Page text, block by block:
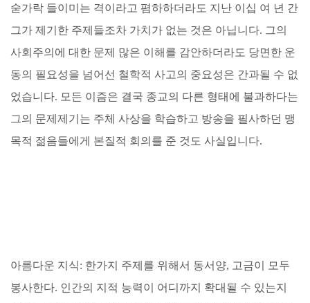
숟가락 들이미는 격이라고 폄하하더라도 지난 이십 여 년 간
그가 제기한 주제들조차 가치가 없는 것은 아닙니다. 그의
사회주의에 대한 문제 많은 이해를 감안하더라도 당면한 운
동의 필요성을 넘어선 철학적 사고의 중요성은 간과될 수 없
었습니다. 모든 이즘은 결국 종교의 다른 형태에 불과하다는
그의 문제제기는 주체 사상을 학습하고 방송을 필사하던 맹
목적 젊음들에게 본질적 회의를 준 것도 사실입니다.
아름다운 지식: 한가지 주제를 위해서 동서양, 고금이 모두
봉사한다. 인간의 지적 능력이 어디까지 확대될 수 있는지